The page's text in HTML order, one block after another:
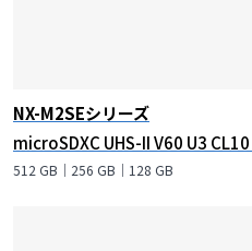
NX-M2SEシリーズ
microSDXC UHS-II V60 U3
512 GB｜256 GB｜128 GB